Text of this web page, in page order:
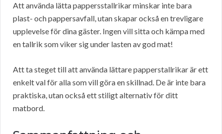
Att använda lätta pappersstallrikar minskar inte bara
plast- och pappersavfall, utan skapar också en trevligare
upplevelse för dina gäster. Ingen vill sitta och kämpa med
en tallrik som viker sig under lasten av god mat!
Att ta steget till att använda lättare papperstallrikar är ett
enkelt val för alla som vill göra en skillnad. De är inte bara
praktiska, utan också ett stiligt alternativ för ditt
matbord.